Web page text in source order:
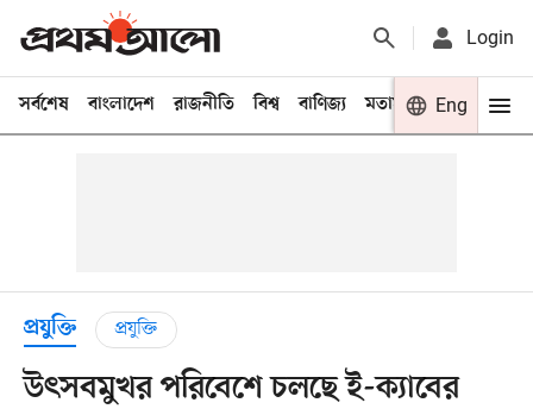
Login
সর্বশেষ বাংলাদেশ রাজনীতি বিশ্ব বাণিজ্য মতামত খেলা
Eng
প্রযুক্তি প্রযুক্তি
উৎসবমুখর পরিবেশে চলছে ই-ক্যাবের